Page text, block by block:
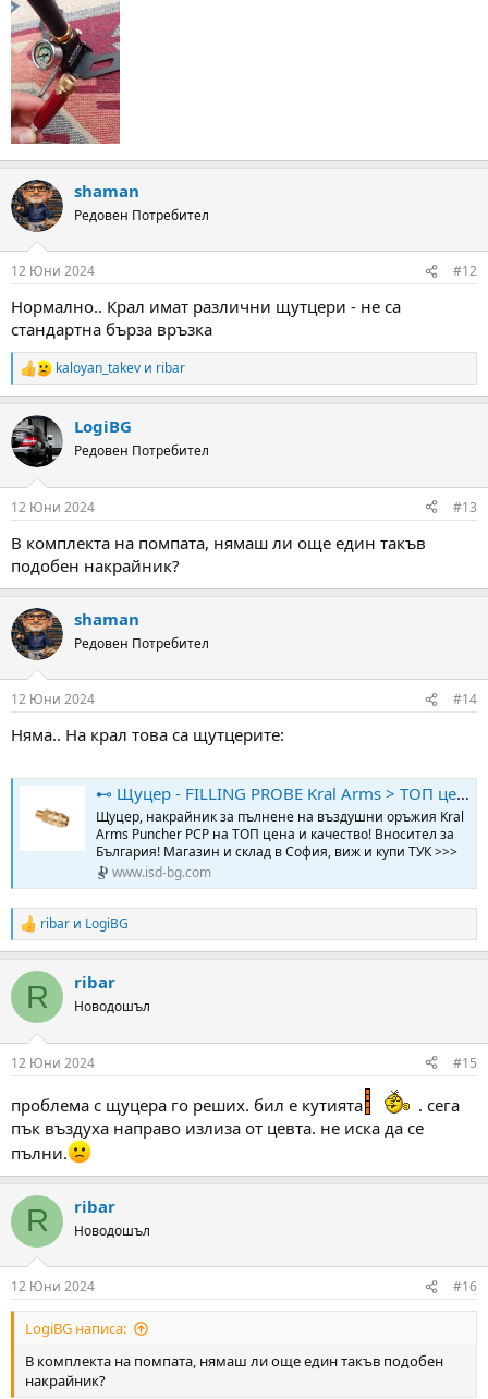
shaman
Редовен Потребител
12 Юни 2024 #12
Нормално.. Крал имат различни щутцери - не са
стандартна бърза връзка
R
e
c
t
i
s
kaloyan_takev и ribar
LogiBG
Редовен Потребител
12 Юни 2024 #13
В комплекта на помпата, нямаш ли още един такъв
подобен накрайник?
shaman
Редовен Потребител
12 Юни 2024 #14
Няма.. На крал това са щутцерите:
⊷ Щуцер - FILLING PROBE Kral Arms > ТОП цена
Щуцер, накрайник за пълнене на въздушни оръжия Kral
Arms Puncher PCP на ТОП цена и качество! Вносител за
България! Магазин и склад в София, виж и купи ТУК >>>
www.isd-bg.com
R
e
c
i
s
ribar и LogiBG
R ribar
Новодошъл
12 Юни 2024 #15
проблема с щуцера го реших. бил е кутията
. сега
пък въздуха направо излиза от цевта. не иска да се
пълни.
R ribar
Новодошъл
12 Юни 2024 #16
LogiBG написа:
В комплекта на помпата, нямаш ли още един такъв подобен
накрайник?